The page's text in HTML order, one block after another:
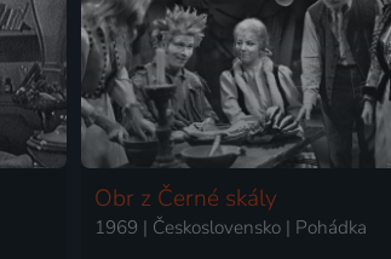
Obr z Černé skály
1969 | Československo | Pohádka